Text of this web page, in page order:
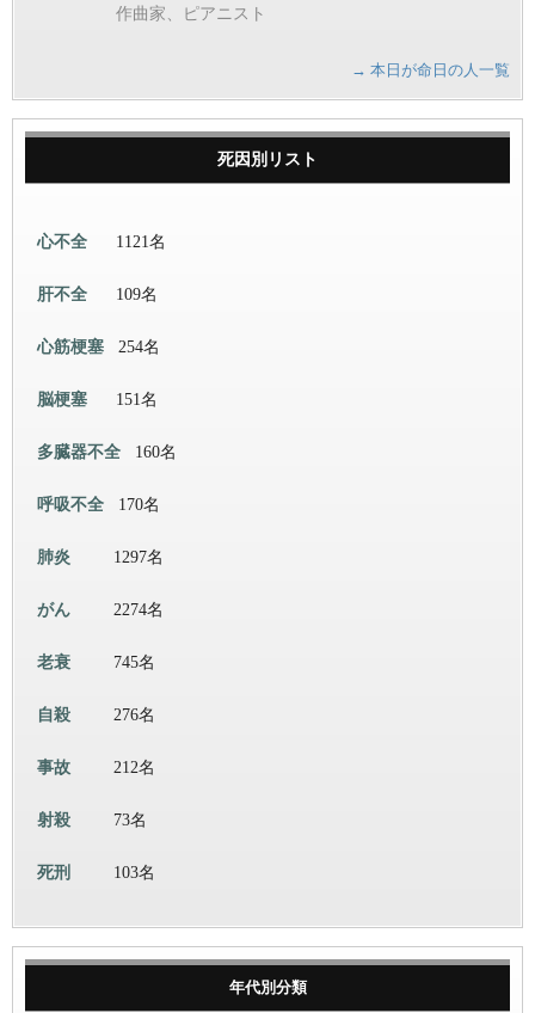
作曲家、ピアニスト
→ 本日が命日の人一覧
死因別リスト
心不全 1121名
肝不全 109名
心筋梗塞 254名
脳梗塞 151名
多臓器不全 160名
呼吸不全 170名
肺炎 1297名
がん 2274名
老衰 745名
自殺 276名
事故 212名
射殺 73名
死刑 103名
年代別分類